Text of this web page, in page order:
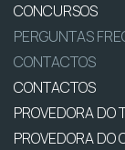
CONCURSOS
PERGUNTAS
CONTACTOS
CONTACTOS
PROVEDORA DO
PROVEDORA DO